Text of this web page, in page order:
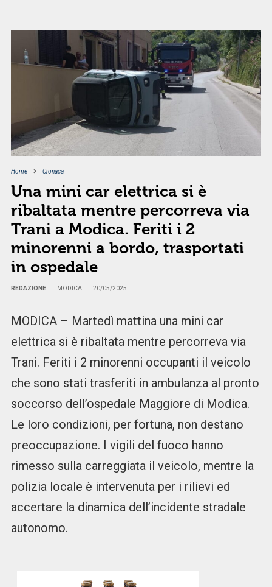
Home Cronaca
Una mini car elettrica si è
ribaltata mentre percorreva via
Trani a Modica. Feriti i 2
minorenni a bordo, trasportati
in ospedale
REDAZIONE MODICA 20/05/2025
MODICA – Martedì mattina una mini car
elettrica si è ribaltata mentre percorreva via
Trani. Feriti i 2 minorenni occupanti il veicolo
che sono stati trasferiti in ambulanza al pronto
soccorso dell’ospedale Maggiore di Modica.
Le loro condizioni, per fortuna, non destano
preoccupazione. I vigili del fuoco hanno
rimesso sulla carreggiata il veicolo, mentre la
polizia locale è intervenuta per i rilievi ed
accertare la dinamica dell’incidente stradale
autonomo.